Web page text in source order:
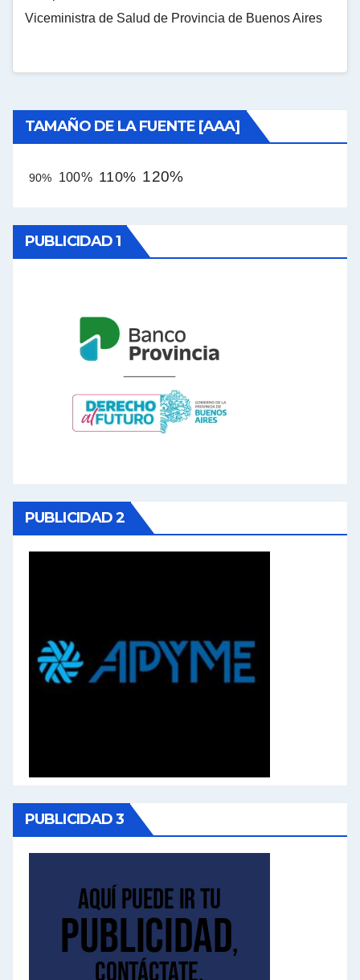
Viceministra de Salud de Provincia de Buenos Aires
TAMAÑO DE LA FUENTE [AAA]
90% 100% 110% 120%
PUBLICIDAD 1
PUBLICIDAD 2
PUBLICIDAD 3